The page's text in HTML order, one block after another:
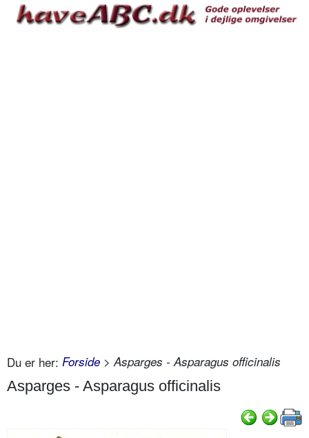
Du er her: Forside > Asparges - Asparagus officinalis
Asparges - Asparagus officinalis